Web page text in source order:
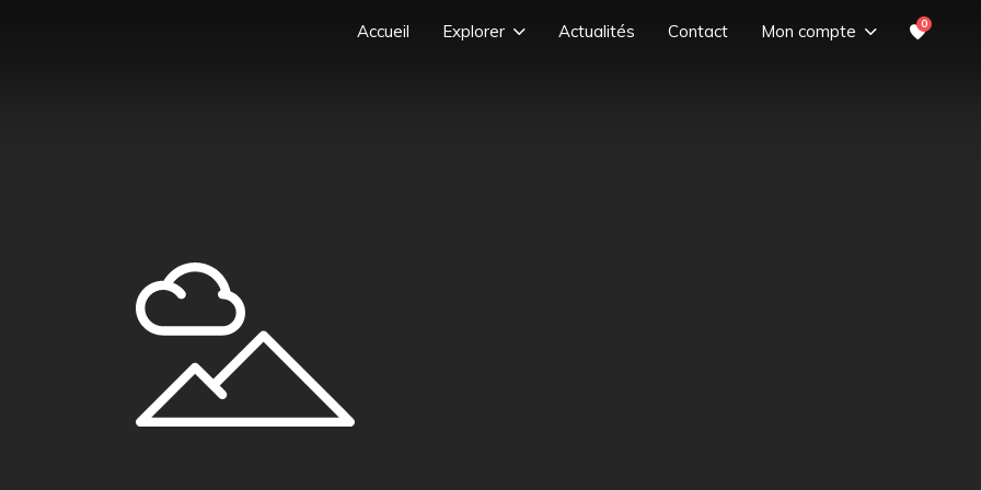
Accueil Explorer Actualités Contact Mon compte 0